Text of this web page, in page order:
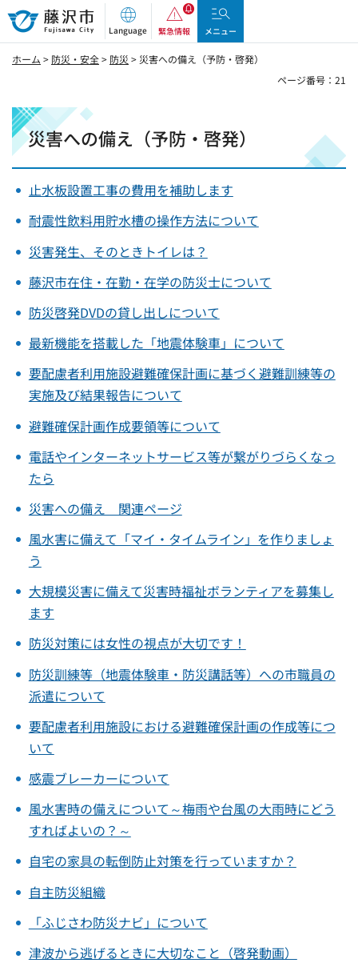
藤沢市
Language 緊急情報 メニュー
ホーム > 防災・安全> 防災 > 災害への備え（予防・啓発）
ページ番号：21
災害への備え（予防・啓発）
止水板設置工事の費用を補助します
耐震性飲料用貯水槽の操作方法について
災害発生、そのときトイレは？
藤沢市在住・在勤・在学の防災士について
防災啓発DVDの貸し出しについて
最新機能を搭載した「地震体験車」について
要配慮者利用施設避難確保計画に基づく避難訓練等の
実施及び結果報告について
避難確保計画作成要領等について
電話やインターネットサービス等が繋がりづらくなっ
たら
災害への備え 関連ページ
風水害に備えて「マイ・タイムライン」を作りましょ
う
大規模災害に備えて災害時福祉ボランティアを募集し
ます
防災対策には女性の視点が大切です！
防災訓練等（地震体験車・防災講話等）への市職員の
派遣について
要配慮者利用施設における避難確保計画の作成等につ
いて
感震ブレーカーについて
風水害時の備えについて～梅雨や台風の大雨時にどう
すればよいの？～
自宅の家具の転倒防止対策を行っていますか？
自主防災組織
「ふじさわ防災ナビ」について
津波から逃げるときに大切なこと（啓発動画）